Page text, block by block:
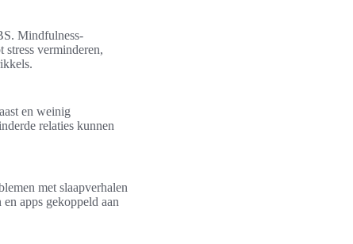
Mindfulness-
stress verminderen,
en weinig
relaties kunnen
met slaapverhalen
apps gekoppeld aan